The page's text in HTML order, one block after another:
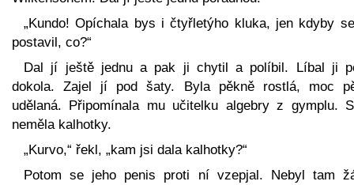
„Kundo! Opíchala bys i čtyřletýho kluka, jen kdyby
postavil, co?“
Dal jí ještě jednu a pak ji chytil a políbil. Líbal ji
dokola. Zajel jí pod šaty. Byla pěkně rostlá, moc
udělaná. Připomínala mu učitelku algebry z gymplu.
neměla kalhotky.
„Kurvo,“ řekl, „kam jsi dala kalhotky?“
Potom se jeho penis proti ní vzepjal. Nebyl tam